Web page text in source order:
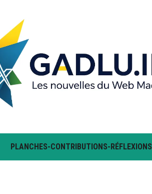
PLANCHES-CONTRIBUTIONS-RÉFLEXIONS